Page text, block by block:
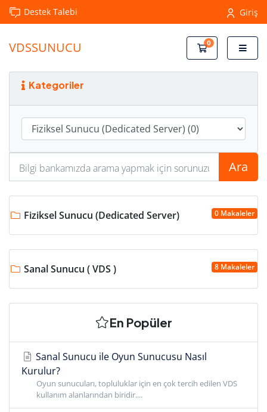
Destek Talebi Giriş
VDSSUNUCU 0
Sepet
Kategoriler
Ara
0 Makaleler
Fiziksel Sunucu (Dedicated Server)
8 Makaleler
Sanal Sunucu ( VDS )
En Popüler
Sanal Sunucu ile Oyun Sunucusu Nasıl
Kurulur?
Oyun sunucuları, topluluklar için en çok tercih edilen VDS
kullanım alanlarından biridir....